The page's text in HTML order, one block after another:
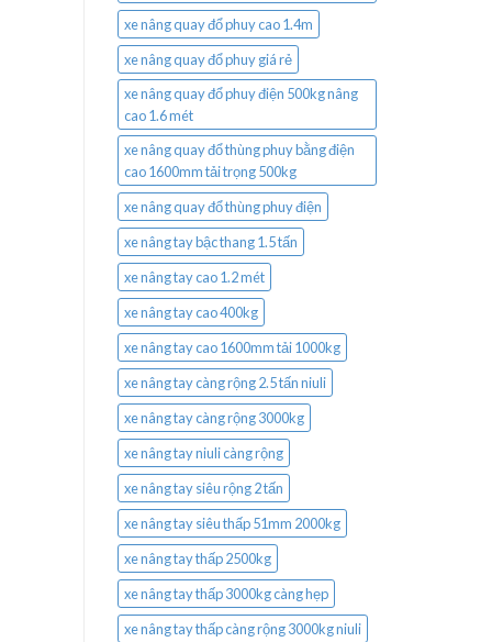
xe nâng quay đổ phuy cao 1.4m
xe nâng quay đổ phuy giá rẻ
xe nâng quay đổ phuy điện 500kg nâng
cao 1.6 mét
xe nâng quay đổ thùng phuy bằng điện
cao 1600mm tải trọng 500kg
xe nâng quay đổ thùng phuy điện
xe nâng tay bậc thang 1.5 tấn
xe nâng tay cao 1.2 mét
xe nâng tay cao 400kg
xe nâng tay cao 1600mm tải 1000kg
xe nâng tay càng rộng 2.5 tấn niuli
xe nâng tay càng rộng 3000kg
xe nâng tay niuli càng rộng
xe nâng tay siêu rộng 2 tấn
xe nâng tay siêu thấp 51mm 2000kg
xe nâng tay thấp 2500kg
xe nâng tay thấp 3000kg càng hẹp
xe nâng tay thấp càng rộng 3000kg niuli